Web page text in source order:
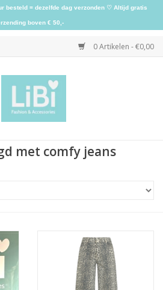
0 Artikelen - €0,00
met comfy jeans
besteld = dezelfde dag verzonden ♡ Altijd gratis
boven € 50,-